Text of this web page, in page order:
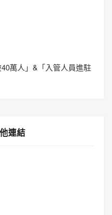
萬人」&「入管人員進駐
連結